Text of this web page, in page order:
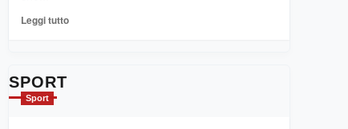
dell’Etna
Leggi tuttoLeggi
SPORT
Sport